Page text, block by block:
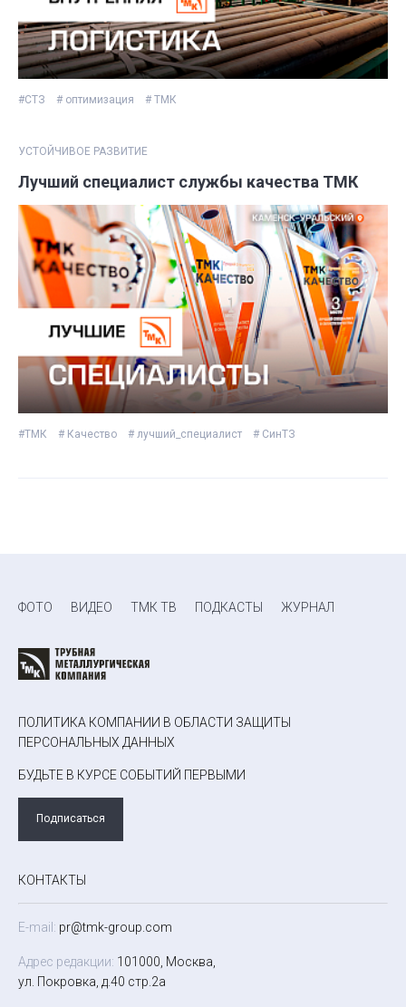
#СТЗ # оптимизация # ТМК
УСТОЙЧИВОЕ РАЗВИТИЕ
Лучший специалист службы качества ТМК
#ТМК # Качество # лучший_специалист # СинТЗ
ФОТО ВИДЕО ТМК ТВ ПОДКАСТЫ ЖУРНАЛ
ПОЛИТИКА КОМПАНИИ В ОБЛАСТИ ЗАЩИТЫ
ПЕРСОНАЛЬНЫХ ДАННЫХ
БУДЬТЕ В КУРСЕ СОБЫТИЙ ПЕРВЫМИ
Подписаться
КОНТАКТЫ
E-mail: pr@tmk-group.com
Адрес редакции: 101000, Москва,
ул. Покровка, д.40 стр.2а